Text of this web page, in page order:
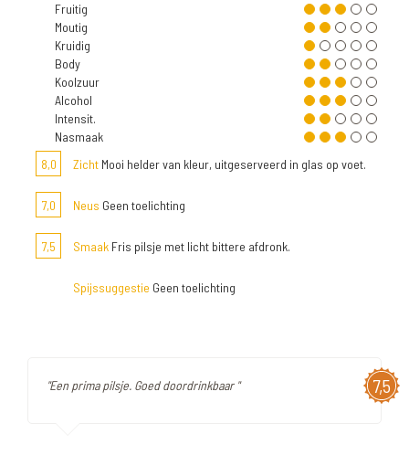
Fruitig
Moutig
Kruidig
Body
Koolzuur
Alcohol
Intensit.
Nasmaak
8,0
Zicht Mooi helder van kleur, uitgeserveerd in glas op voet.
7,0 Neus Geen toelichting
7,5 Smaak Fris pilsje met licht bittere afdronk.
Spijssuggestie Geen toelichting
7,5
"Een prima pilsje. Goed doordrinkbaar "